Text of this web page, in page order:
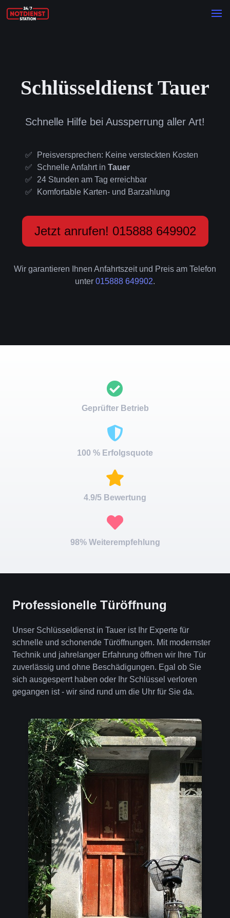
Schlüsseldienst Tauer
Schnelle Hilfe bei Aussperrung aller Art!
Preisversprechen: Keine versteckten Kosten
Schnelle Anfahrt in Tauer
24 Stunden am Tag erreichbar
Komfortable Karten- und Barzahlung
Jetzt anrufen! 015888 649902
Wir garantieren Ihnen Anfahrtszeit und Preis am Telefon
unter 015888 649902.
Geprüfter Betrieb
100 % Erfolgsquote
4.9/5 Bewertung
98% Weiterempfehlung
Professionelle Türöffnung
Unser Schlüsseldienst in Tauer ist Ihr Experte für
schnelle und schonende Türöffnungen. Mit modernster
Technik und jahrelanger Erfahrung öffnen wir Ihre Tür
zuverlässig und ohne Beschädigungen. Egal ob Sie
sich ausgesperrt haben oder Ihr Schlüssel verloren
gegangen ist - wir sind rund um die Uhr für Sie da.